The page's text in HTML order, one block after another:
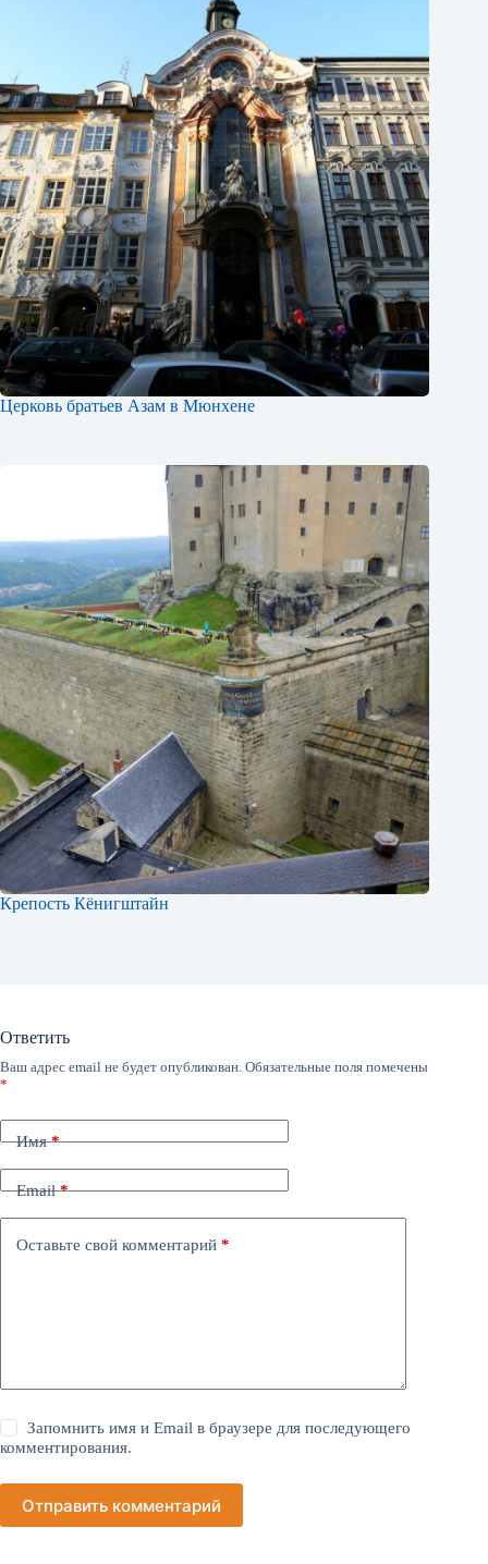
Церковь братьев Азам в Мюнхене
Крепость Кёнигштайн
Ответить
Ваш адрес email не будет опубликован. Обязательные поля помечены
*
Имя*
Email*
Оставьте свой комментарий *
Запомнить имя и Email в браузере для последующего
комментирования.
Отправить комментарий